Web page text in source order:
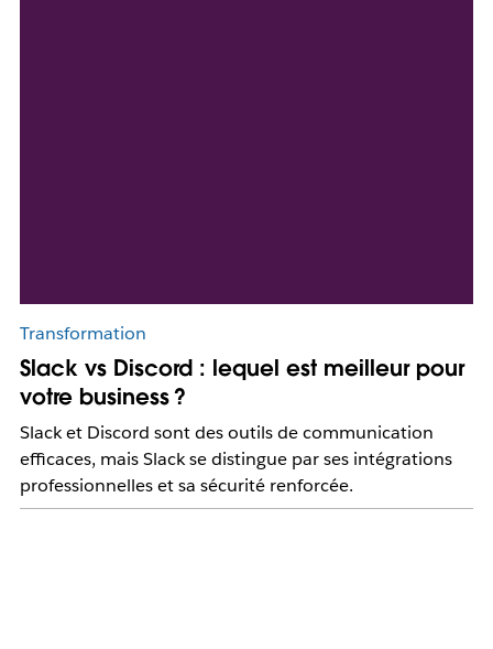
Transformation
Slack vs Discord : lequel est meilleur pour
votre business ?
Slack et Discord sont des outils de communication
efficaces, mais Slack se distingue par ses intégrations
professionnelles et sa sécurité renforcée.